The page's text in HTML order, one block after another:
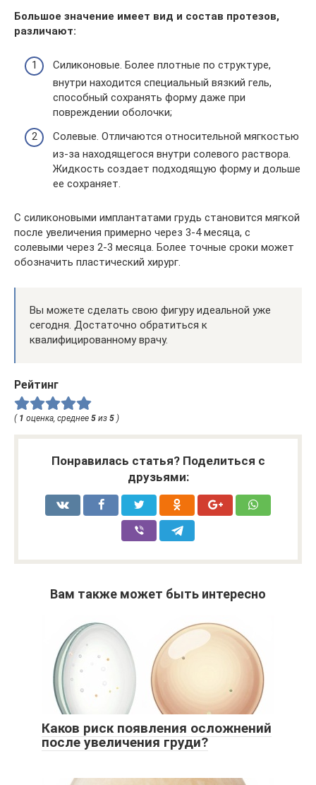
Большое значение имеет вид и состав протезов,
различают:
Силиконовые. Более плотные по структуре,
внутри находится специальный вязкий гель,
способный сохранять форму даже при
повреждении оболочки;
Солевые. Отличаются относительной мягкостью
из-за находящегося внутри солевого раствора.
Жидкость создает подходящую форму и дольше
ее сохраняет.
С силиконовыми имплантатами грудь становится мягкой
после увеличения примерно через 3-4 месяца, с
солевыми через 2-3 месяца. Более точные сроки может
обозначить пластический хирург.
Вы можете сделать свою фигуру идеальной уже
сегодня. Достаточно обратиться к
квалифицированному врачу.
Рейтинг
( 1 оценка, среднее 5 из 5 )
Понравилась статья? Поделиться с
друзьями:
Вам также может быть интересно
Каков риск появления осложнений
после увеличения груди?